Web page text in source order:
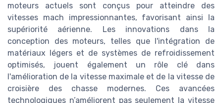
moteurs actuels sont conçus pour atteindre des
vitesses mach impressionnantes, favorisant ainsi la
supériorité aérienne. Les innovations dans la
conception des moteurs, telles que l'intégration de
matériaux légers et de systèmes de refroidissement
optimisés, jouent également un rôle clé dans
l'amélioration de la vitesse maximale et de la vitesse de
croisière des chasse modernes. Ces avancées
technologiques n’améliorent pas seulement la vitesse